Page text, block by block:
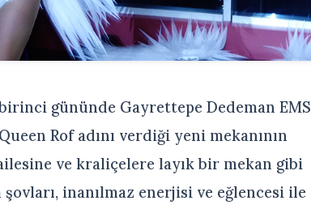
birinci gününde Gayrettepe Dedeman EMS
Rof adını verdiği yeni mekanının
ve kraliçelere layık bir mekan gibi
inanılmaz enerjisi ve eğlencesi ile